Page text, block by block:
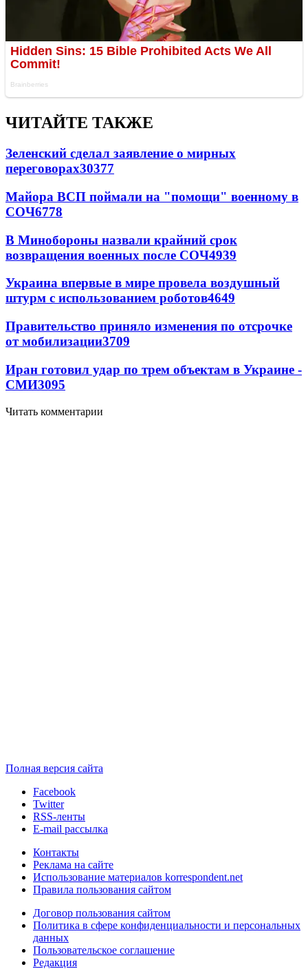
ЧИТАЙТЕ ТАКЖЕ
Зеленский сделал заявление о мирных
переговорах30377
Майора ВСП поймали на "помощи" военному в
СОЧ6778
В Минобороны назвали крайний срок
возвращения военных после СОЧ4939
Украина впервые в мире провела воздушный
штурм с использованием роботов4649
Правительство приняло изменения по отсрочке
от мобилизации3709
Иран готовил удар по трем объектам в Украине -
СМИ3095
Читать комментарии
Полная версия сайта
Facebook
Twitter
RSS-ленты
E-mail рассылка
Контакты
Реклама на сайте
Использование материалов korrespondent.net
Правила пользования сайтом
Договор пользования сайтом
Политика в сфере конфиденциальности и персональных
данных
Пользовательское соглашение
Редакция